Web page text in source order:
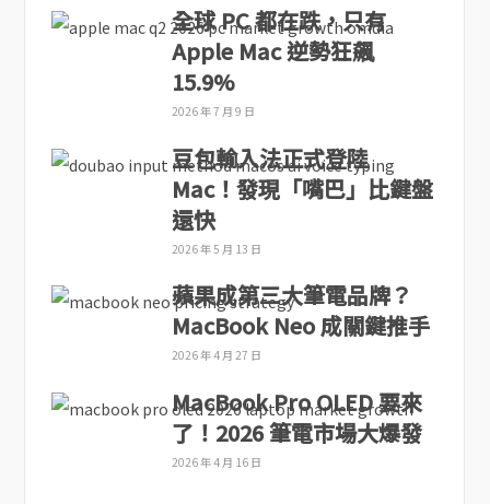
全球 PC 都在跌，只有
Apple Mac 逆勢狂飆
15.9%
2026 年 7 月 9 日
豆包輸入法正式登陸
Mac！發現「嘴巴」比鍵盤
還快
2026 年 5 月 13 日
蘋果成第三大筆電品牌？
MacBook Neo 成關鍵推手
2026 年 4 月 27 日
MacBook Pro OLED 要來
了！2026 筆電市場大爆發
2026 年 4 月 16 日